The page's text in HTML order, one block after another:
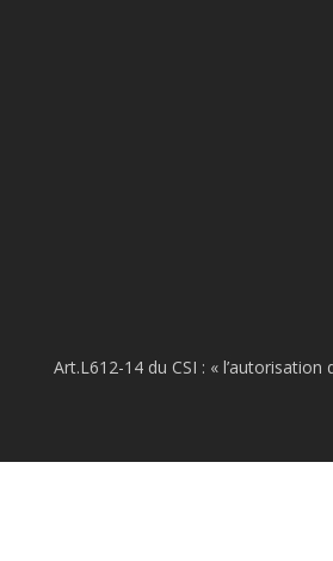
Art.L612-14 du CSI : «